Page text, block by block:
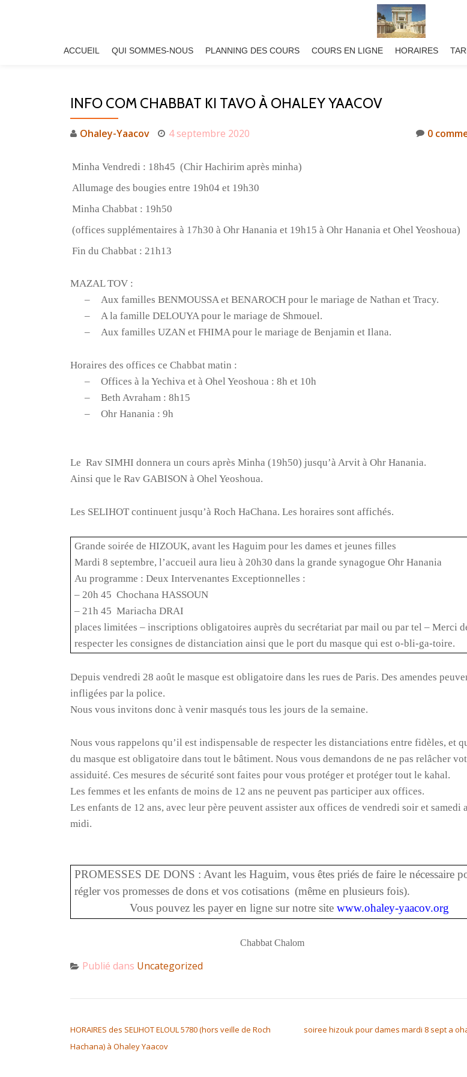
ACCUEIL QUI SOMMES-NOUS PLANNING DES COURS COURS EN LIGNE HORAIRES
INFO COM CHABBAT KI TAVO À OHALEY YAACOV
Ohaley-Yaacov 4 septembre 2020 0
Minha Vendredi : 18h45 (Chir Hachirim après minha)
Allumage des bougies entre 19h04 et 19h30
Minha Chabbat : 19h50
(offices supplémentaires à 17h30 à Ohr Hanania et 19h15 à Ohr Hanania et Ohel Yeoshoua)
Fin du Chabbat : 21h13
MAZAL TOV :
–
Aux familles BENMOUSSA et BENAROCH pour le mariage de Nathan et Tracy.
–
A la famille DELOUYA pour le mariage de Shmouel.
–
Aux familles UZAN et FHIMA pour le mariage de Benjamin et Ilana.
Horaires des offices ce Chabbat matin :
–
Offices à la Yechiva et à Ohel Yeoshoua : 8h et 10h
–
Beth Avraham : 8h15
–
Ohr Hanania : 9h
Le Rav SIMHI donnera un cours après Minha (19h50) jusqu’à Arvit à Ohr Hanania.
Ainsi que le Rav GABISON à Ohel Yeoshoua.
Les SELIHOT continuent jusqu’à Roch HaChana. Les horaires sont affichés.
Grande soirée de HIZOUK, avant les Haguim pour les dames et jeunes filles
Mardi 8 septembre, l’accueil aura lieu à 20h30 dans la grande synagogue Ohr Hanania
Au programme : Deux Intervenantes Exceptionnelles :
– 20h 45 Chochana HASSOUN
– 21h 45 Mariacha DRAI
places limitées – inscriptions obligatoires auprès du secrétariat par mail ou par tel – Merci
respecter les consignes de distanciation ainsi que le port du masque qui est o-bli-ga-toire.
Depuis vendredi 28 août le masque est obligatoire dans les rues de Paris. Des amendes
infligées par la police.
Nous vous invitons donc à venir masqués tous les jours de la semaine.
Nous vous rappelons qu’il est indispensable de respecter les distanciations entre fidèles, et
du masque est obligatoire dans tout le bâtiment. Nous vous demandons de ne pas relâcher
assiduité. Ces mesures de sécurité sont faites pour vous protéger et protéger tout le kahal.
Les femmes et les enfants de moins de 12 ans ne peuvent pas participer aux offices.
Les enfants de 12 ans, avec leur père peuvent assister aux offices de vendredi soir et samedi
midi.
PROMESSES DE DONS : Avant les Haguim, vous êtes priés de faire le nécessaire
régler vos promesses de dons et vos cotisations (même en plusieurs fois).
Vous pouvez les payer en ligne sur notre site www.ohaley-yaacov.org
Chabbat Chalom
Publié dans Uncategorized
HORAIRES des SELIHOT ELOUL 5780 (hors veille de Roch
Hachana) à Ohaley Yaacov
soiree hizouk pour dames mardi 8 sept a